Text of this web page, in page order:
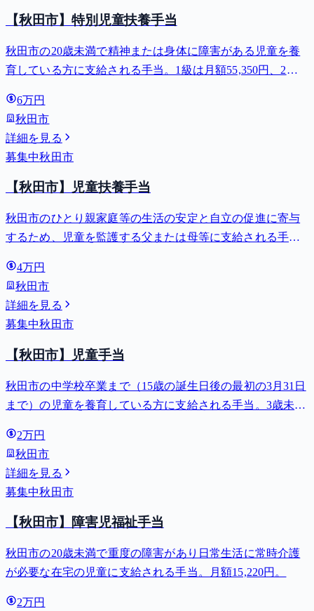
【秋田市】特別児童扶養手当
秋田市の20歳未満で精神または身体に障害がある児童を養
育している方に支給される手当。1級は月額55,350円、2級
6万円
秋田市
詳細を見る
募集中秋田市
【秋田市】児童扶養手当
秋田市のひとり親家庭等の生活の安定と自立の促進に寄与
するため、児童を監護する父または母等に支給される手
4万円
秋田市
詳細を見る
募集中秋田市
【秋田市】児童手当
秋田市の中学校卒業まで（15歳の誕生日後の最初の3月31日
まで）の児童を養育している方に支給される手当。3歳未満
子以降は15,000円）、中学生は月額10,000円。
2万円
秋田市
詳細を見る
募集中秋田市
【秋田市】障害児福祉手当
秋田市の20歳未満で重度の障害があり日常生活に常時介護
が必要な在宅の児童に支給される手当。月額15,220円。
2万円